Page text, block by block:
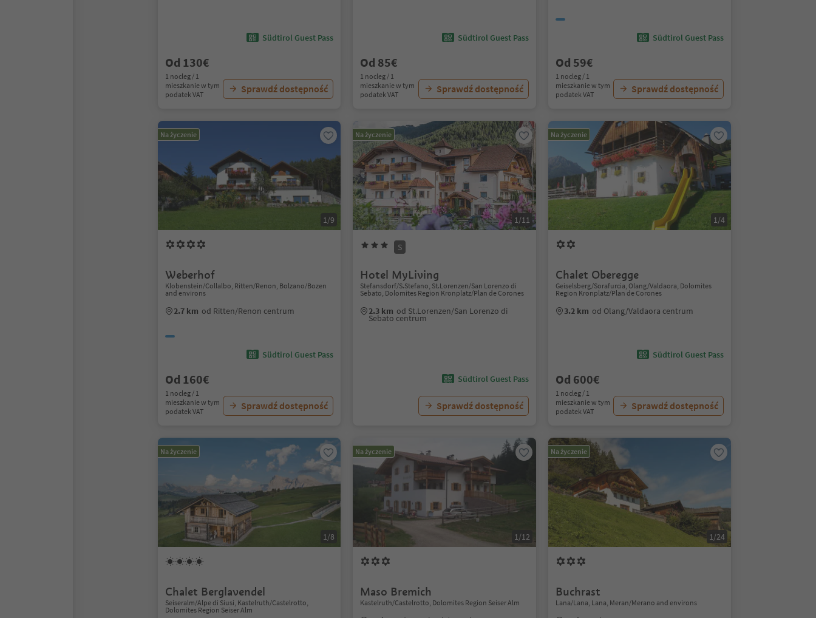
Südtirol Guest Pass
Od 130€
1 nocleg / 1
mieszkanie w tym
podatek VAT
Sprawdź dostępność
Südtirol Guest Pass
Od 85€
1 nocleg / 1
mieszkanie w tym
podatek VAT
Sprawdź dostępność
Südtirol Guest Pass
Od 59€
1 nocleg / 1
mieszkanie w tym
podatek VAT
Sprawdź dostępność
Na życzenie
1/9
Weberhof
Klobenstein/Collalbo, Ritten/Renon, Bolzano/Bozen
and environs
2.7 km od Ritten/Renon centrum
Südtirol Guest Pass
Od 160€
1 nocleg / 1
mieszkanie w tym
podatek VAT
Sprawdź dostępność
Na życzenie
1/11
S
Hotel MyLiving
Stefansdorf/S.Stefano, St.Lorenzen/San Lorenzo di
Sebato, Dolomites Region Kronplatz/Plan de Corones
2.3 km od St.Lorenzen/San Lorenzo di
Sebato centrum
Südtirol Guest Pass
Sprawdź dostępność
Na życzenie
1/4
Chalet Oberegge
Geiselsberg/Sorafurcia, Olang/Valdaora, Dolomites
Region Kronplatz/Plan de Corones
3.2 km od Olang/Valdaora centrum
Südtirol Guest Pass
Od 600€
1 nocleg / 1
mieszkanie w tym
podatek VAT
Sprawdź dostępność
Na życzenie
1/8
Chalet Berglavendel
Seiseralm/Alpe di Siusi, Kastelruth/Castelrotto,
Dolomites Region Seiser Alm
Na życzenie
1/12
Maso Bremich
Kastelruth/Castelrotto, Dolomites Region Seiser Alm
Na życzenie
1/24
Buchrast
Lana/Lana, Lana, Meran/Merano and environs